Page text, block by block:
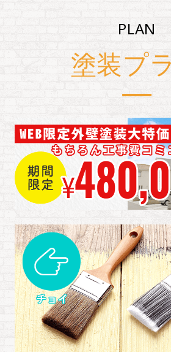
PLAN
塗装プ